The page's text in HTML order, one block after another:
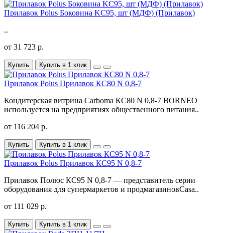
Прилавок Polus Боковина KC95, шт (МДФ) (Прилавок)
..
от 31 723 р.
Купить Купить в 1 клик
Прилавок Polus Прилавок КС80 N 0,8-7
Кондитерская витрина​ Carboma КС80 N 0,8-7 BORNEO
используется на предприятиях общественного питания..
от 116 204 р.
Купить Купить в 1 клик
Прилавок Polus Прилавок КС95 N 0,8-7
Прилавок Полюс КС95 N 0,8-7 — представитель серии
оборудования для супермаркетов и продмагазиновCasa..
от 111 029 р.
Купить Купить в 1 клик